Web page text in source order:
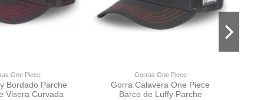
One Piece
Bordado Parche
Visera Curvada
Gorras One Piece
Gorra Calavera One Piece
Barco de Luffy Parche